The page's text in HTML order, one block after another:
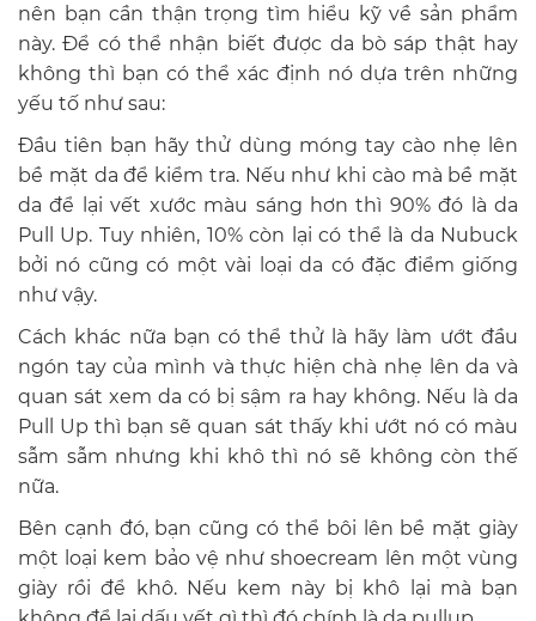
nên bạn cần thận trọng tìm hiểu kỹ về sản phẩm
này. Để có thể nhận biết được da bò sáp thật hay
không thì bạn có thể xác định nó dựa trên những
yếu tố như sau:
Đầu tiên bạn hãy thử dùng móng tay cào nhẹ lên
bề mặt da để kiểm tra. Nếu như khi cào mà bề mặt
da để lại vết xước màu sáng hơn thì 90% đó là da
Pull Up. Tuy nhiên, 10% còn lại có thể là da Nubuck
bởi nó cũng có một vài loại da có đặc điểm giống
như vậy.
Cách khác nữa bạn có thể thử là hãy làm ướt đầu
ngón tay của mình và thực hiện chà nhẹ lên da và
quan sát xem da có bị sậm ra hay không. Nếu là da
Pull Up thì bạn sẽ quan sát thấy khi ướt nó có màu
sẫm sẫm nhưng khi khô thì nó sẽ không còn thế
nữa.
Bên cạnh đó, bạn cũng có thể bôi lên bề mặt giày
một loại kem bảo vệ như shoecream lên một vùng
giày rồi để khô. Nếu kem này bị khô lại mà bạn